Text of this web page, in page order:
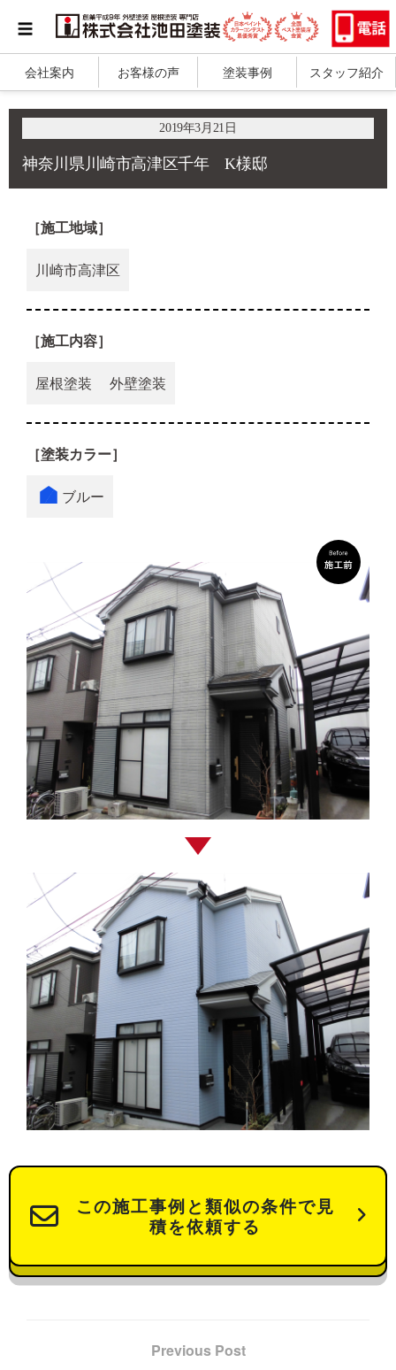
会社案内 お客様の声 塗装事例 スタッフ紹介
2019年3月21日
神奈川県川崎市高津区千年 K様邸
［施工地域］
川崎市高津区
［施工内容］
屋根塗装 外壁塗装
［塗装カラー］
ブルー
この施工事例と類似の条件で見
積を依頼する
Previous Post